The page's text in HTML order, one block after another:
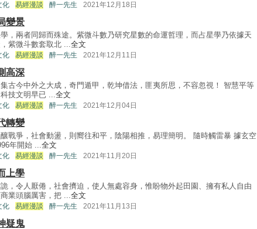
化 易經漫談 醉一先生 2021年12月18日
變景
，兩者同歸而殊途。紫微斗數乃研究星數的命運哲理，而占星學乃依據天
紫微斗數套取北 ...全文
化 易經漫談 醉一先生 2021年12月11日
高深
古今中外之大成，奇門遁甲，乾坤借法，匪夷所思，不容忽視！ 智慧平等
技文明早已 ...全文
化 易經漫談 醉一先生 2021年12月04日
轉變
戰爭，社會動盪，則嚮往和平，陰陽相推，易理簡明。 隨時觸雷暴 據玄空
年開始 ...全文
化 易經漫談 醉一先生 2021年11月20日
上學
，令人厭倦，社會擠迫，使人無處容身，惟盼物外起田園、擁有私人自由
業頭腦厲害，把 ...全文
化 易經漫談 醉一先生 2021年11月13日
疑鬼